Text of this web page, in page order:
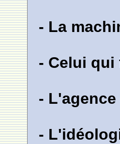
- La
- Celui qui
-
-